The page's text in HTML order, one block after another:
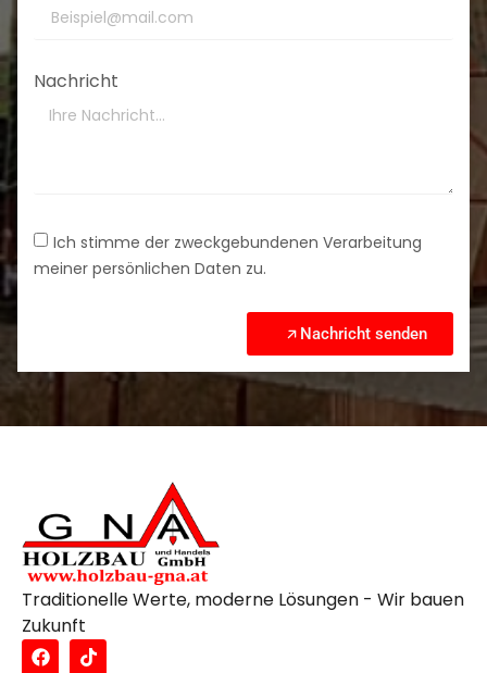
Nachricht
Ich stimme der zweckgebundenen Verarbeitung
meiner persönlichen Daten zu.
Nachricht senden
Traditionelle Werte, moderne Lösungen - Wir bauen
Zukunft